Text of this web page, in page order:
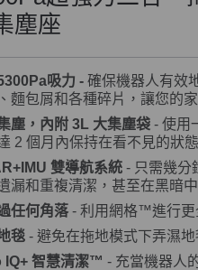
塵座
吸力 - 確保機器人有效
麵包屑和各種碎片，讓您的
塵，內附 3L 大集塵袋 - 使用
2 個月內保持在看不見的狀態
雙導航系統 - 只需幾分
漏和重複清潔，甚至在黑暗
任何角落 - 利用網格™進行更
毯 - 避免在拖地模式下弄濕地
IQ+ 智慧清潔™ - 充當機器人